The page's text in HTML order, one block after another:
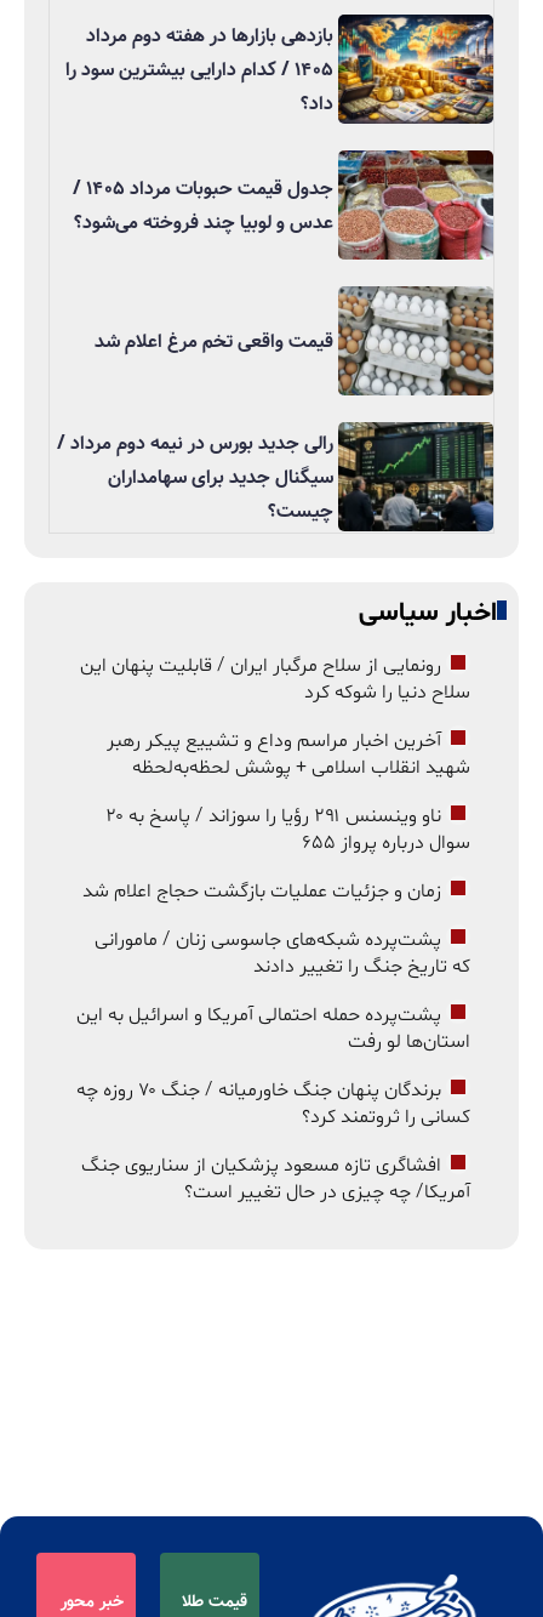
بازدهی بازارها در هفته دوم مرداد
۱۴۰۵ / کدام دارایی بیشترین سود را
داد؟
جدول قیمت حبوبات مرداد ۱۴۰۵ /
عدس و لوبیا چند فروخته می‌شود؟
قیمت واقعی تخم مرغ اعلام شد
رالی جدید بورس در نیمه دوم مرداد /
سیگنال جدید برای سهامداران
چیست؟
اخبار سیاسی
رونمایی از سلاح مرگبار ایران / قابلیت پنهان این
سلاح دنیا را شوکه کرد
آخرین اخبار مراسم وداع و تشییع پیکر رهبر
شهید انقلاب اسلامی + پوشش لحظه‌به‌لحظه
ناو وینسنس ۲۹۱ رؤیا را سوزاند / پاسخ به ۲۰
سوال درباره پرواز ۶۵۵
زمان و جزئیات عملیات بازگشت حجاج اعلام شد
پشت‌پرده شبکه‌های جاسوسی زنان / مامورانی
که تاریخ جنگ را تغییر دادند
پشت‌پرده حمله احتمالی آمریکا و اسرائیل به این
استان‌ها لو رفت
برندگان پنهان جنگ خاورمیانه / جنگ ۷۰ روزه چه
کسانی را ثروتمند کرد؟
افشاگری تازه مسعود پزشکیان از سناریوی جنگ
آمریکا/ چه چیزی در حال تغییر است؟
قیمت طلا خبر محور